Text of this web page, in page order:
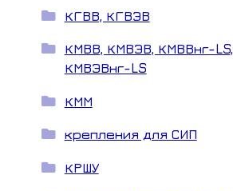
КГВВ, КГВЭВ
КМВВ, КМВЭВ, КМВВнг-LS,
КМВЭВнг-LS
КММ
крепления для СИП
КРШУ